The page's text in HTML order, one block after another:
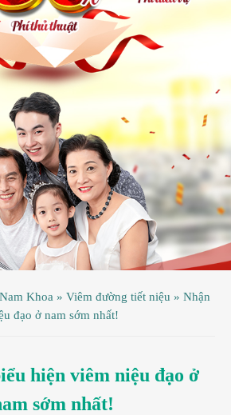
Khoa » Viêm đường tiết niệu » Nhận
đạo ở nam sớm nhất!
hiện viêm niệu đạo ở
sớm nhất!